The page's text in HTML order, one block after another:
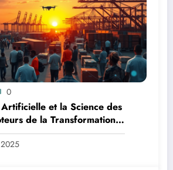
0
Artificielle et la Science des
de la Transformation
en Afrique